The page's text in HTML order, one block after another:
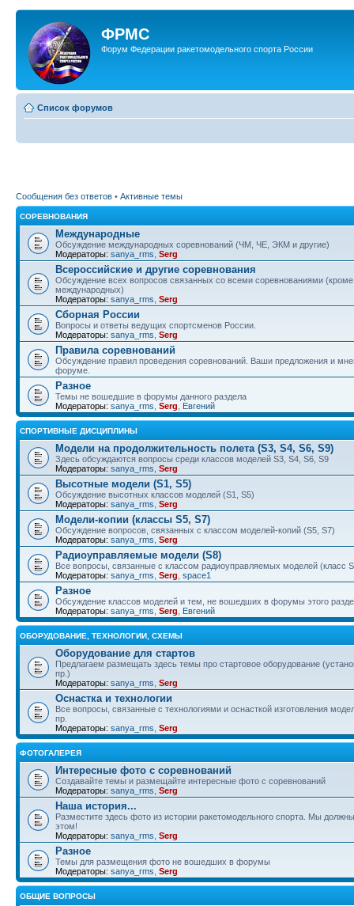
ФРМС
Форум Федерации ракетомодельного спорта России
Список форумов
Сообщения без ответов • Активные темы
СОРЕВНОВАНИЯ
Международные
Обсуждение международных соревнований (ЧМ, ЧЕ, ЭКМ и другие)
Модераторы: sanya_rms Serg
Всероссийские и другие соревнования
Обсуждение всех вопросов связанных со всеми соревнованиями (кроме
международных)
Модераторы: sanya_rms Serg
Сборная России
Вопросы и ответы ведущих спортсменов России.
Модераторы: sanya_rms Serg
Правила соревнований
Обсуждение правил проведения соревнований. Ваши предложения и
форуме.
Разное
Темы не вошедшие в форумы данного раздела
Модераторы: sanya_rms Serg Евгений
СПОРТИВНЫЕ ДИСЦИПЛИНЫ
Модели на продолжительность полета (S3, S4, S6, S9)
Здесь обсуждаются вопросы среди классов моделей S3, S4, S6, S9
Модераторы: sanya_rms Serg
Высотные модели (S1, S5)
Обсуждение высотных классов моделей (S1, S5)
Модераторы: sanya_rms Serg
Модели-копии (классы S5, S7)
Обсуждение вопросов, связанных с классом моделей-копий (S5, S7)
Модераторы: sanya_rms Serg
Радиоуправляемые модели (S8)
Все вопросы, связанные с классом радиоуправляемых моделей (класс
Модераторы: sanya_rms Serg space1
Разное
Обсуждение классов моделей и тем, не вошедших в форумы этого
Модераторы: sanya_rms Serg Евгений
ОБОРУДОВАНИЕ, ТЕХНОЛОГИИ, СХЕМЫ
Оборудование для стартов
Предлагаем размещать здесь темы про стартовое оборудование
пр.)
Модераторы: sanya_rms Serg
Оснастка и технологии
Все вопросы, связанные с технологиями и оснасткой изготовления
пр.
Модераторы: sanya_rms Serg
ФОТОГАЛЕРЕЯ
Интересные фото с соревнований
Создавайте темы и размещайте интересные фото с соревнований
Модераторы: sanya_rms Serg
Наша история...
Разместите здесь фото из истории ракетомодельного спорта. Мы
этом!
Модераторы: sanya_rms Serg
Разное
Темы для размещения фото не вошедших в форумы
Модераторы: sanya_rms Serg
ОБЩИЕ ВОПРОСЫ